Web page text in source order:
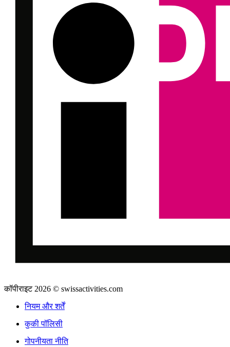
कॉपीराइट 2026 © swissactivities.com
नियम और शर्तें
कुकी पॉलिसी
गोपनीयता नीति